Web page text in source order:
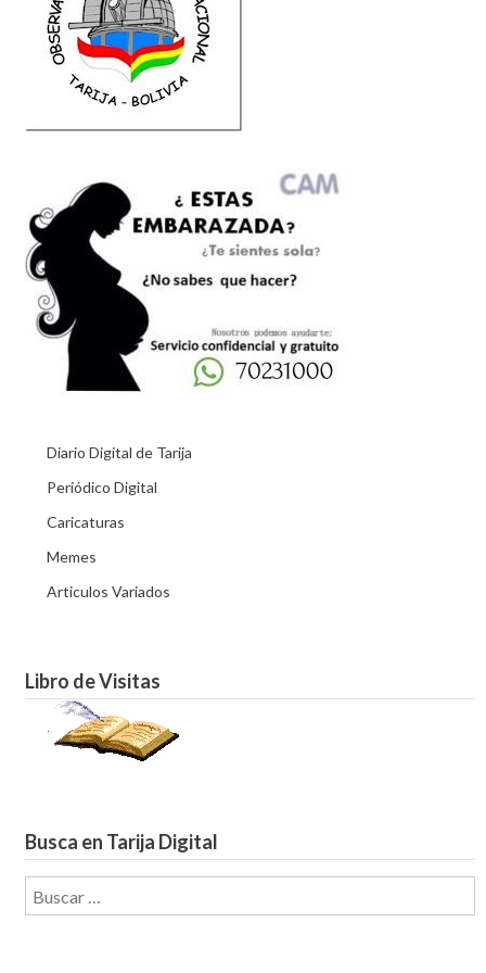
Diario Digital de Tarija
Periódico Digital
Caricaturas
Memes
Articulos Variados
Libro de Visitas
Busca en Tarija Digital
Buscar: